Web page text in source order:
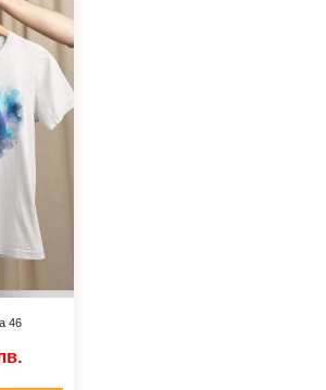
46